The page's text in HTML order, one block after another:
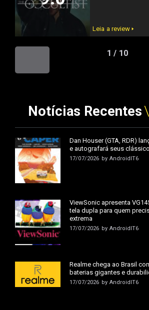
Leia a review 🢒
1 / 10
Notícias Recentes
Dan Houser (GTA, RDR)
e autografará seus
17/07/2026 by AndroidIT6
ViewSonic apresenta
tela dupla para quem
extrema
17/07/2026 by AndroidIT6
Realme chega ao Brasil
baterias gigantes e
17/07/2026 by AndroidIT6